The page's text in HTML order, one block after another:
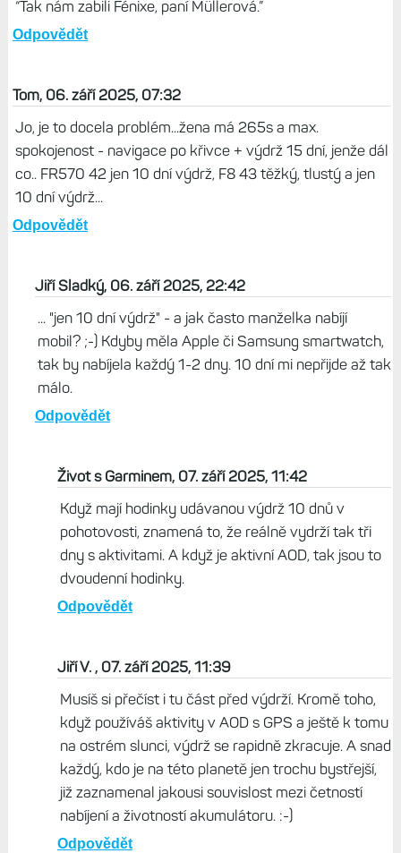
“Tak nám zabili Fénixe, paní Müllerová.”
Odpovědět
Tom, 06. září 2025, 07:32
Jo, je to docela problém...žena má 265s a max.
spokojenost - navigace po křivce + výdrž 15 dní, jenže dál
co.. FR570 42 jen 10 dní výdrž, F8 43 těžký, tlustý a jen
10 dní výdrž...
Odpovědět
Jiří Sladký, 06. září 2025, 22:42
... "jen 10 dní výdrž" - a jak často manželka nabíjí
mobil? ;-) Kdyby měla Apple či Samsung smartwatch,
tak by nabíjela každý 1-2 dny. 10 dní mi nepřijde až tak
málo.
Odpovědět
Život s Garminem, 07. září 2025, 11:42
Když mají hodinky udávanou výdrž 10 dnů v
pohotovosti, znamená to, že reálně vydrží tak tři
dny s aktivitami. A když je aktivní AOD, tak jsou to
dvoudenní hodinky.
Odpovědět
Jiří V. , 07. září 2025, 11:39
Musíš si přečíst i tu část před výdrží. Kromě toho,
když používáš aktivity v AOD s GPS a ještě k tomu
na ostrém slunci, výdrž se rapidně zkracuje. A snad
každý, kdo je na této planetě jen trochu bystřejší,
již zaznamenal jakousi souvislost mezi četností
nabíjení a životností akumulátoru. :-)
Odpovědět